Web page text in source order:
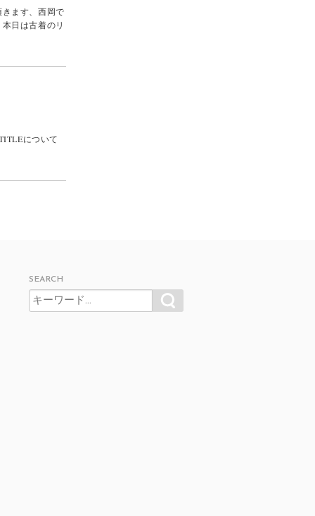
ます、西岡で
日は古着のリ
について
SEARCH
SEARCH